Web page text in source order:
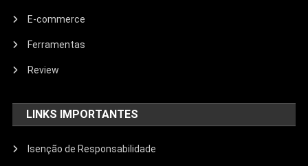
E-commerce
Ferramentas
Review
LINKS IMPORTANTES
Isenção de Responsabilidade